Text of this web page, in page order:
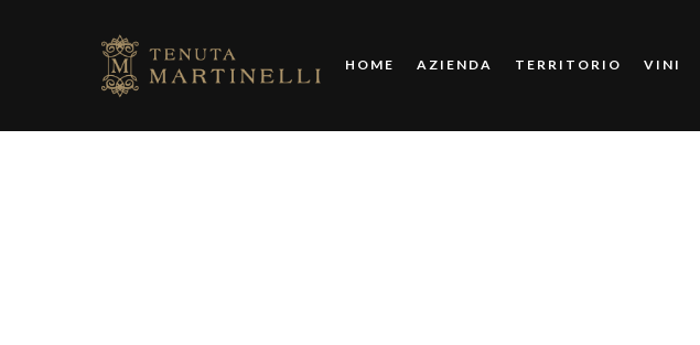
HOME AZIENDA TERRITORIO VINI